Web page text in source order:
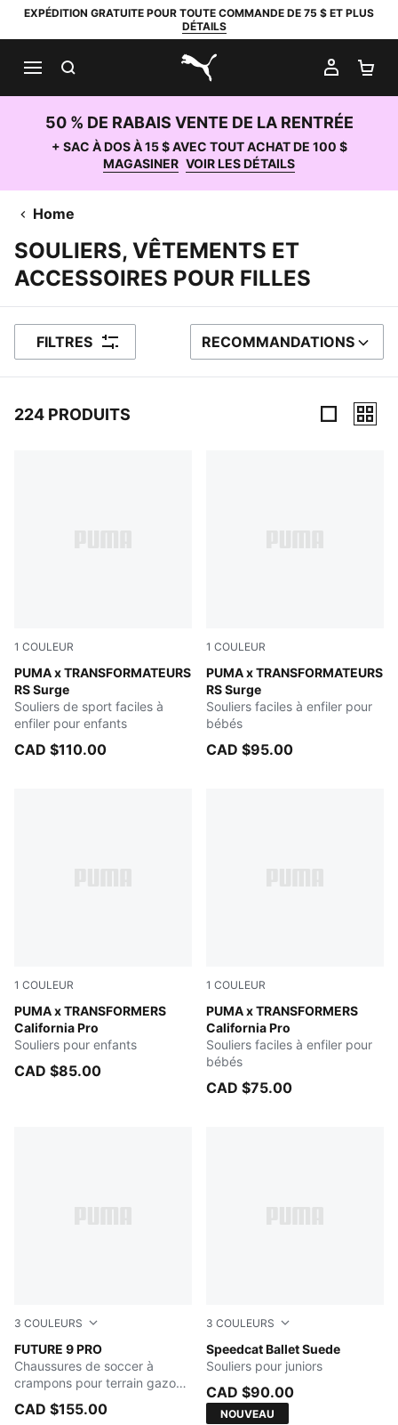
EXPÉDITION GRATUITE POUR TOUTE COMMANDE DE 75 $ ET PLUS
DÉTAILS
PUMA.com
MON
50 % DE RABAIS VENTE DE LA RENTRÉE
+ SAC À DOS À 15 $ AVEC TOUT ACHAT DE 100 $
MAGASINER VOIR LES DÉTAILS
Home
SOULIERS, VÊTEMENTS ET
ACCESSOIRES POUR FILLES
FILTRES TRIER PAR
RECOMMANDATIONS
224 PRODUITS
1 COULEUR
PUMA x TRANSFORMATEURS
RS Surge
Gray Echo-Moody Gray
Souliers de sport faciles à
enfiler pour enfants
CAD $110.00
1 COULEUR
PUMA x TRANSFORMATEURS
RS Surge
Gray Echo-Moody Gray
Souliers faciles à enfiler pour
bébés
CAD $95.00
1 COULEUR
PUMA x TRANSFORMERS
California Pro
PUMA Black-Bright Mango Yellow
Souliers pour enfants
CAD $85.00
1 COULEUR
PUMA x TRANSFORMERS
California Pro
PUMA Black-Bright Mango
Souliers faciles à enfiler pour
bébés
CAD $75.00
3 COULEURS
FUTURE 9 PRO
Poison Pink-Sun Stream-Bright Aqua-PUMA White
Chaussures de soccer à
crampons pour terrain gazon
ou tapis d'herbe artificielle
pour enfants
CAD $155.00
3 COULEURS
Speedcat Ballet Suede
Pink Shimmer-PUMA White
Souliers pour juniors
CAD $90.00
NOUVEAU